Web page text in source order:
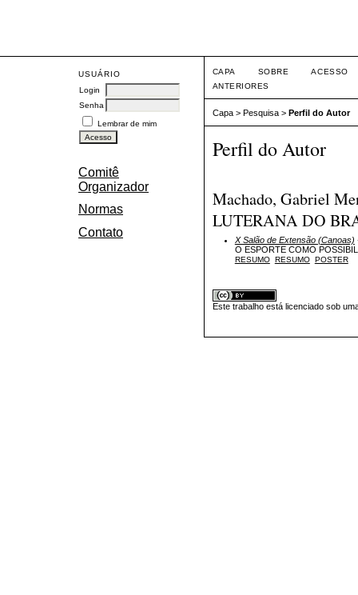
USUÁRIO
Login
Senha
Lembrar de mim
Comitê
Organizador
Normas
Contato
CAPA SOBRE
ACESSO
ANTERIORES
Capa> Pesquisa> Perfil do Autor
Perfil do Autor
Machado, Gabriel
LUTERANA DO
X Salão de Extensão (Canoas)
O ESPORTE COMO
RESUMO RESUMO POSTER
Este trabalho está licenciado sob